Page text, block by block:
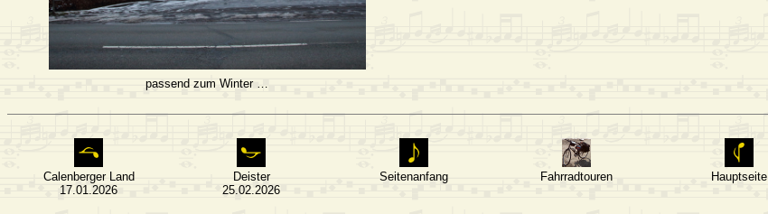
passend zum Winter …
Calenberger Land
17.01.2026
Deister
25.02.2026
Seitenanfang Fahrradtouren Hauptseite